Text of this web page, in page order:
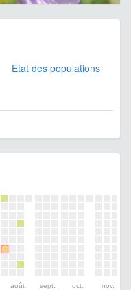
Etat des populations
août sept. oct. nov.